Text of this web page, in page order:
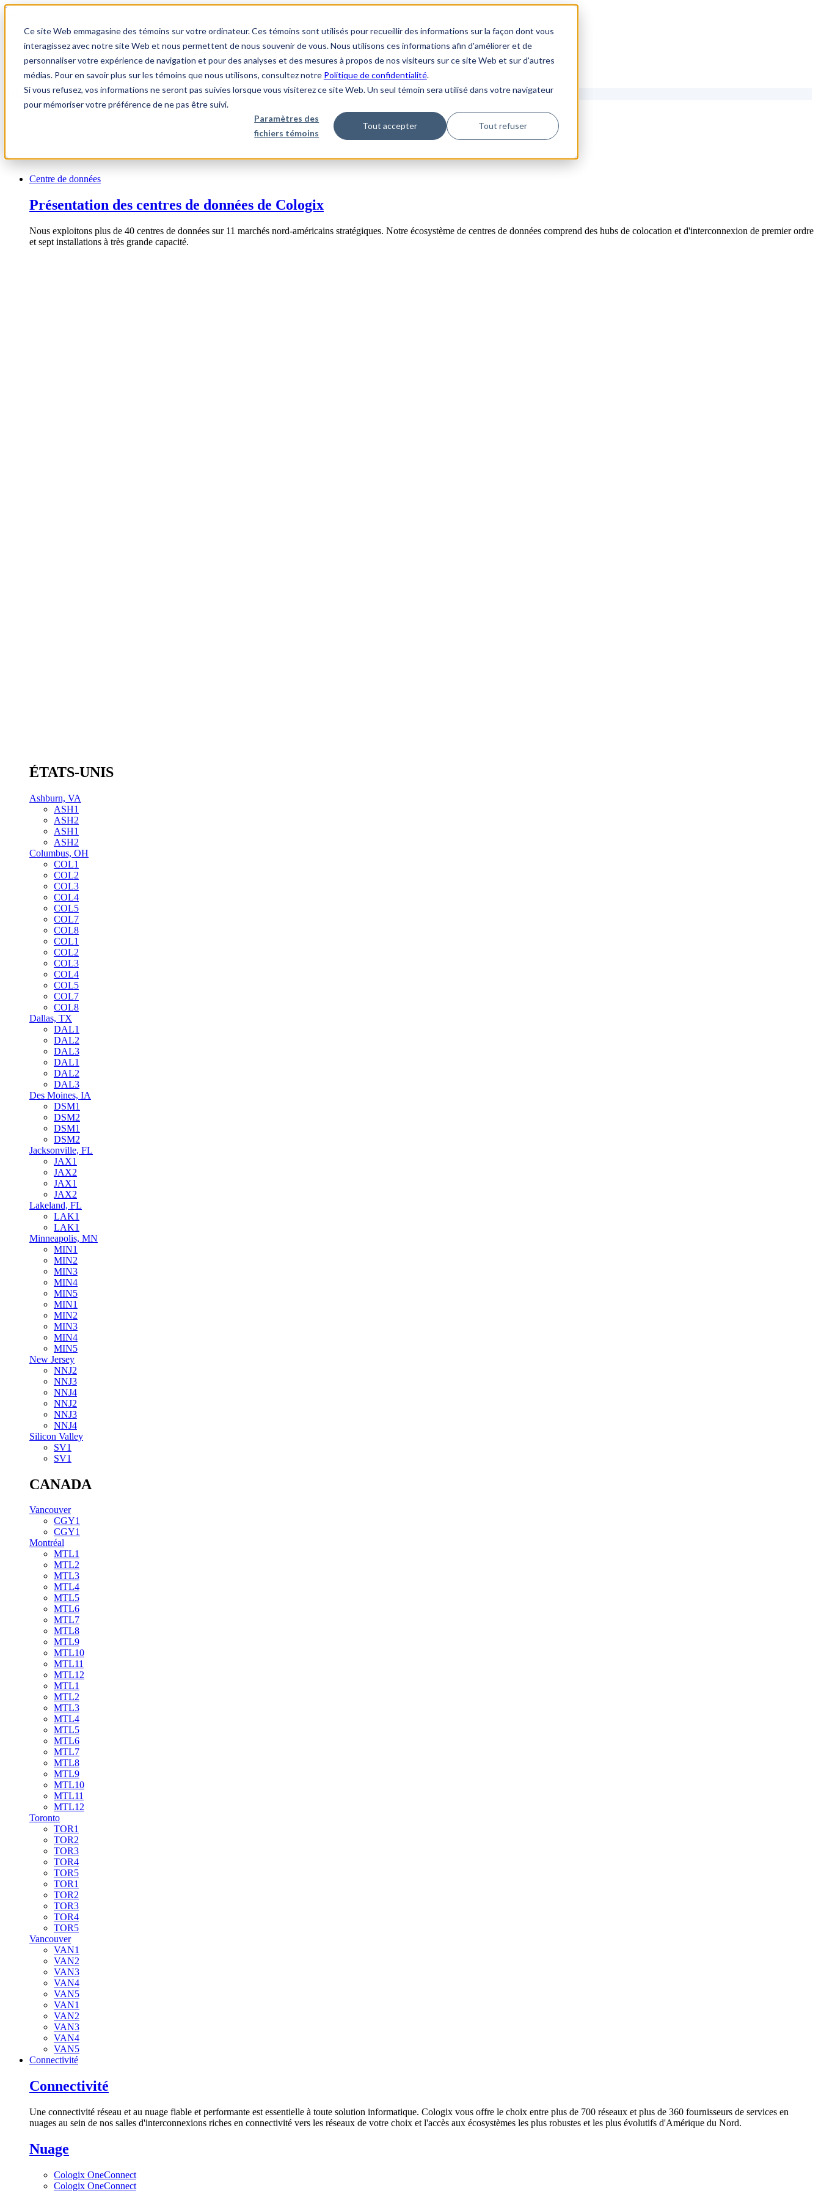
Ce site Web emmagasine des témoins sur votre ordinateur. Ces témoins sont utilisés pour recueillir des informations sur la façon dont vous
interagissez avec notre site Web et nous permettent de nous souvenir de vous. Nous utilisons ces informations afin d'améliorer et de
personnaliser votre expérience de navigation et pour des analyses et des mesures à propos de nos visiteurs sur ce site Web et sur d'autres
médias. Pour en savoir plus sur les témoins que nous utilisons, consultez notre Politique de confidentialité.
Si vous refusez, vos informations ne seront pas suivies lorsque vous visiterez ce site Web. Un seul témoin sera utilisé dans votre navigateur
pour mémoriser votre préférence de ne pas être suivi.
Paramètres des
fichiers témoins
Tout accepter Tout refuser
1.866.931.9661
Login
FR
Centre de données
Présentation des centres de données de Cologix
Nous exploitons plus de 40 centres de données sur 11 marchés nord-américains stratégiques. Notre écosystème de centres de données comprend des hubs de colocation et d'interconnexion de premier ordre
et sept installations à très grande capacité.
ÉTATS-UNIS
Ashburn, VA
ASH1
ASH2
ASH1
ASH2
Columbus, OH
COL1
COL2
COL3
COL4
COL5
COL7
COL8
COL1
COL2
COL3
COL4
COL5
COL7
COL8
Dallas, TX
DAL1
DAL2
DAL3
DAL1
DAL2
DAL3
Des Moines, IA
DSM1
DSM2
DSM1
DSM2
Jacksonville, FL
JAX1
JAX2
JAX1
JAX2
Lakeland, FL
LAK1
LAK1
Minneapolis, MN
MIN1
MIN2
MIN3
MIN4
MIN5
MIN1
MIN2
MIN3
MIN4
MIN5
New Jersey
NNJ2
NNJ3
NNJ4
NNJ2
NNJ3
NNJ4
Silicon Valley
SV1
SV1
CANADA
Vancouver
CGY1
CGY1
Montréal
MTL1
MTL2
MTL3
MTL4
MTL5
MTL6
MTL7
MTL8
MTL9
MTL10
MTL11
MTL12
MTL1
MTL2
MTL3
MTL4
MTL5
MTL6
MTL7
MTL8
MTL9
MTL10
MTL11
MTL12
Toronto
TOR1
TOR2
TOR3
TOR4
TOR5
TOR1
TOR2
TOR3
TOR4
TOR5
Vancouver
VAN1
VAN2
VAN3
VAN4
VAN5
VAN1
VAN2
VAN3
VAN4
VAN5
Connectivité
Connectivité
Une connectivité réseau et au nuage fiable et performante est essentielle à toute solution informatique. Cologix vous offre le choix entre plus de 700 réseaux et plus de 360 fournisseurs de services en
nuages au sein de nos salles d'interconnexions riches en connectivité vers les réseaux de votre choix et l'accès aux écosystèmes les plus robustes et les plus évolutifs d'Amérique du Nord.
Nuage
Cologix OneConnect
Cologix OneConnect